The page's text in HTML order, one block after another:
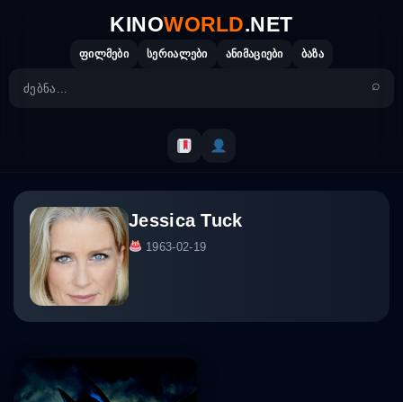
KINOWORLD.NET
ფილმები სერიალები ანიმაციები ბაზა
Jessica Tuck
1963-02-19